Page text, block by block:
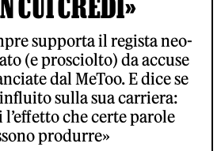
CUI CREDI»
supporta il regista neo-
(e prosciolto) da accuse
dal MeToo. E dice se
sulla sua carriera:
l’effetto che certe parole
produrre»